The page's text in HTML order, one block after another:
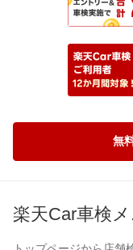
無
楽天Car車検